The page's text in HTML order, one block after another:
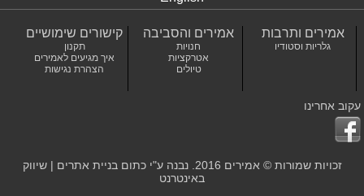
אמירים ותרבות
גלריות וסטודיו
אמירים והסביבה
חנויות
אטרקציות
טיולים
קישורים שימושיים
תקנון
איך מגיעים לאמירים
הצהרת נגישות
עקוב אחרינו
זכויות שמורות © אמירים 2016. נבנה ע"י כתום בניית אתרים |שיווק
באינטרנט